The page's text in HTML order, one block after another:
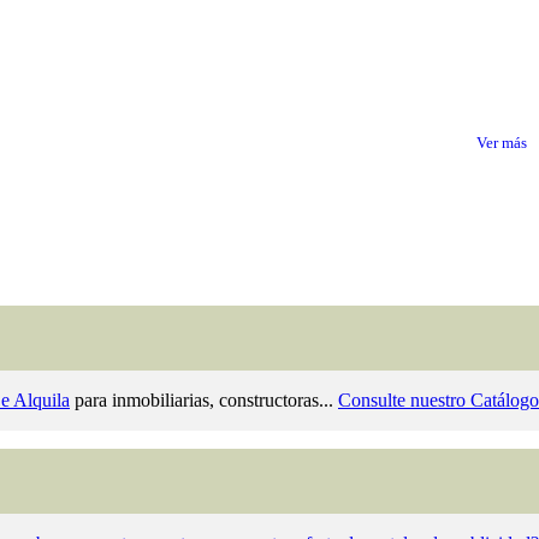
Ver más
Alquila para inmobiliarias, constructoras... Consulte nuestro Catálogo